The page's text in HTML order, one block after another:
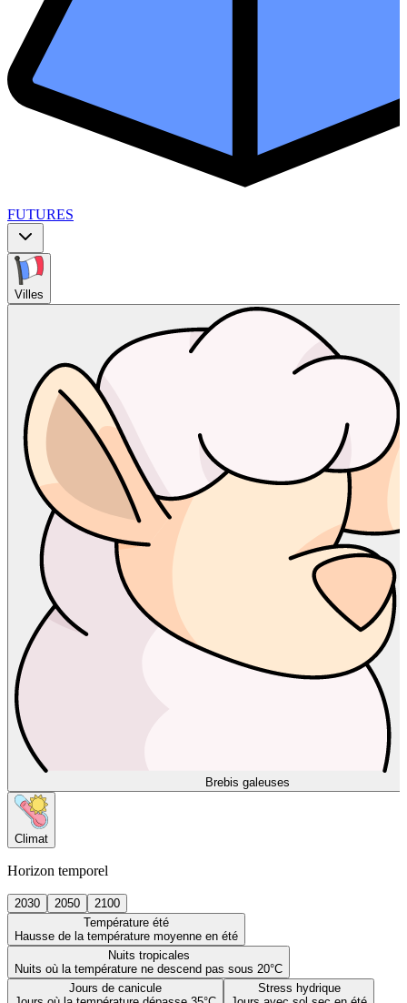
FUTURES
Villes
Brebis galeuses
Climat
Horizon temporel
2030 2050
2100
Température été
Hausse de la température moyenne en été
Nuits tropicales
Nuits où la température ne descend pas sous 20°C
Jours de canicule
Stress hydrique